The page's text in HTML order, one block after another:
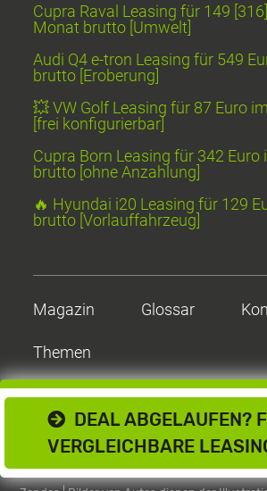
DEAL ABGELAUFEN?
VERGLEICHBARE
Cupra Raval Leasing für 149
Monat brutto [Umwelt]
Audi Q4 e-tron Leasing für 549
brutto [Eroberung]
💥 VW Golf Leasing für 87 Euro
[frei konfigurierbar]
Cupra Born Leasing für 342 Euro
brutto [ohne Anzahlung]
🔥 Hyundai i20 Leasing für 129
brutto [Vorlauffahrzeug]
Magazin Glossar
Themen